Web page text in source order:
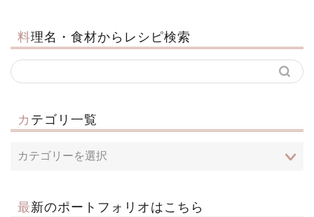
料理名・食材からレシピ検索
カテゴリ一覧
最新のポートフォリオはこちら